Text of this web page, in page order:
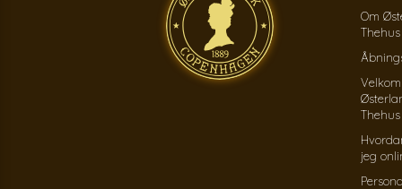
Om
Thehus
Thehus
jeg